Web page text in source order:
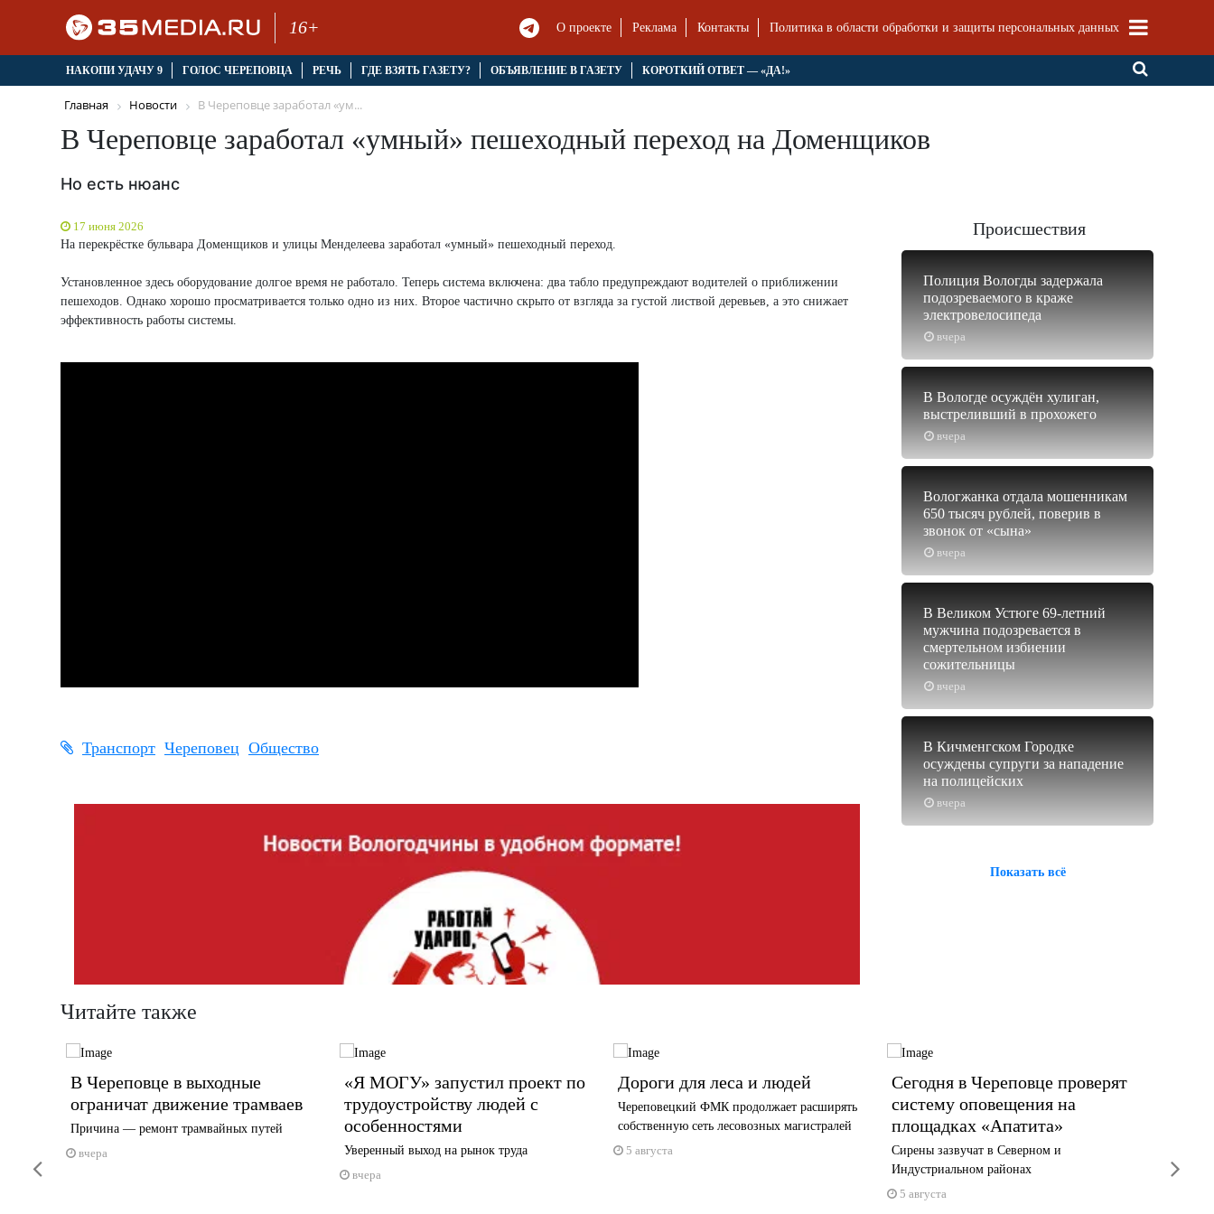
16+ О проекте Реклама Контакты Политика в области обработки и защиты персональных данных
НАКОПИ УДАЧУ 9 ГОЛОС ЧЕРЕПОВЦА РЕЧЬ ГДЕ ВЗЯТЬ ГАЗЕТУ? ОБЪЯВЛЕНИЕ В ГАЗЕТУ КОРОТКИЙ ОТВЕТ — «ДА!»
Главная Новости В Череповце заработал «ум...
В Череповце заработал «умный» пешеходный переход на Доменщиков
Но есть нюанс
17 июня 2026
На перекрёстке бульвара Доменщиков и улицы Менделеева заработал «умный» пешеходный переход.
Установленное здесь оборудование долгое время не работало. Теперь система включена: два табло предупреждают водителей о приближении
пешеходов. Однако хорошо просматривается только одно из них. Второе частично скрыто от взгляда за густой листвой деревьев, а это снижает
эффективность работы системы.
Транспорт Череповец Общество
Происшествия
вчера
Полиция Вологды задержала
подозреваемого в краже
электровелосипеда
вчера
В Вологде осуждён хулиган,
выстреливший в прохожего
вчера
Вологжанка отдала мошенникам
650 тысяч рублей, поверив в
звонок от «сына»
вчера
В Великом Устюге 69-летний
мужчина подозревается в
смертельном избиении
сожительницы
вчера
В Кичменгском Городке
осуждены супруги за нападение
на полицейских
Показать всё
Читайте также
В Череповце в выходные
ограничат движение трамваев
Причина — ремонт трамвайных путей
вчера
«Я МОГУ» запустил проект по
трудоустройству людей с
особенностями
Уверенный выход на рынок труда
вчера
Дороги для леса и людей
Череповецкий ФМК продолжает расширять
собственную сеть лесовозных магистралей
5 августа
Сегодня в Череповце проверят
систему оповещения на
площадках «Апатита»
Сирены зазвучат в Северном и
Индустриальном районах
5 августа
1 июня